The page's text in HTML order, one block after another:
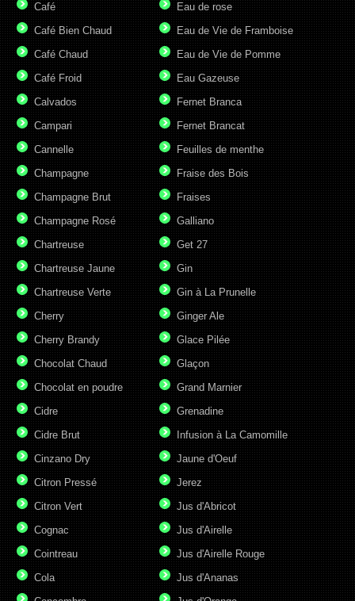
Café
Café Bien Chaud
Café Chaud
Café Froid
Calvados
Campari
Cannelle
Champagne
Champagne Brut
Champagne Rosé
Chartreuse
Chartreuse Jaune
Chartreuse Verte
Cherry
Cherry Brandy
Chocolat Chaud
Chocolat en poudre
Cidre
Cidre Brut
Cinzano Dry
Citron Pressé
Citron Vert
Cognac
Cointreau
Cola
Eau de rose
Eau de Vie de Framboise
Eau de Vie de Pomme
Eau Gazeuse
Fernet Branca
Fernet Brancat
Feuilles de menthe
Fraise des Bois
Fraises
Galliano
Get 27
Gin
Gin à La Prunelle
Ginger Ale
Glace Pilée
Glaçon
Grand Marnier
Grenadine
Infusion à La Camomille
Jaune d'Oeuf
Jerez
Jus d'Abricot
Jus d'Airelle
Jus d'Airelle Rouge
Jus d'Ananas